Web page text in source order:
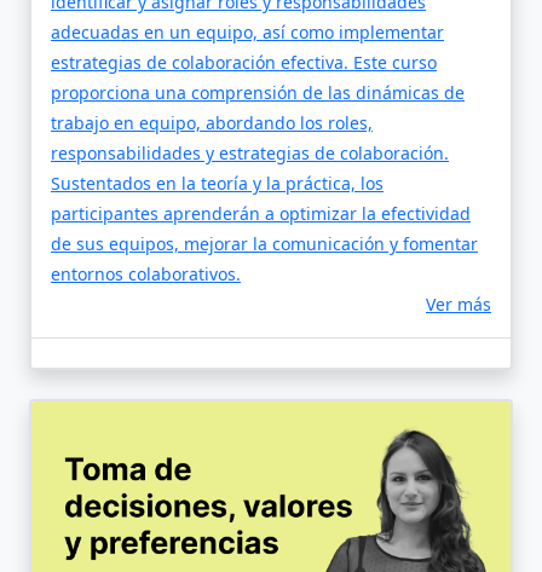
adecuadas en un equipo, así como implementar
estrategias de colaboración efectiva. Este curso
proporciona una comprensión de las dinámicas de
trabajo en equipo, abordando los roles,
responsabilidades y estrategias de colaboración.
Sustentados en la teoría y la práctica, los
participantes aprenderán a optimizar la efectividad
de sus equipos, mejorar la comunicación y fomentar
entornos colaborativos.
Ver más